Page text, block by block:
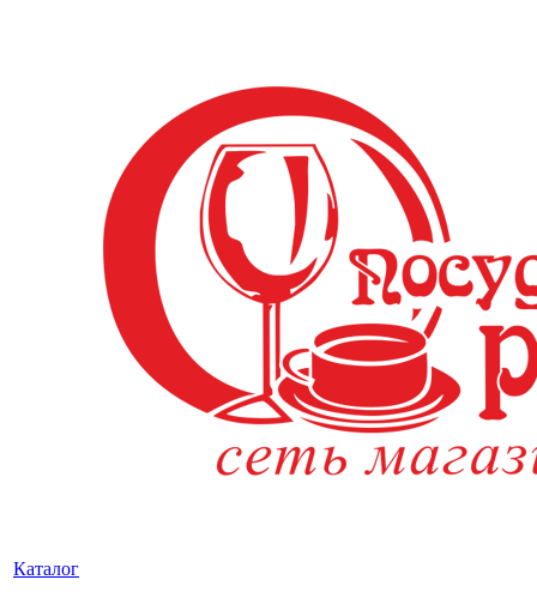
Каталог